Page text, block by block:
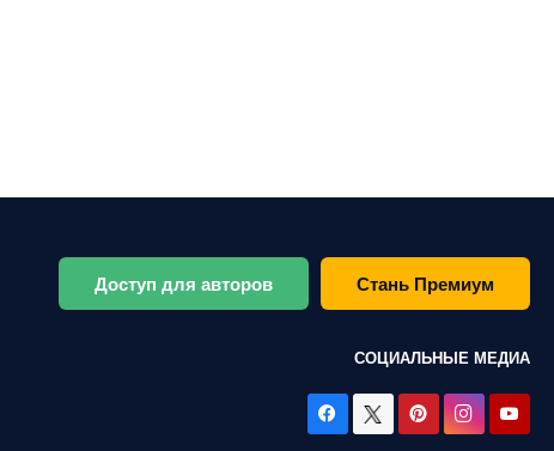
Доступ для авторов Стань Премиум
СОЦИАЛЬНЫЕ МЕДИА